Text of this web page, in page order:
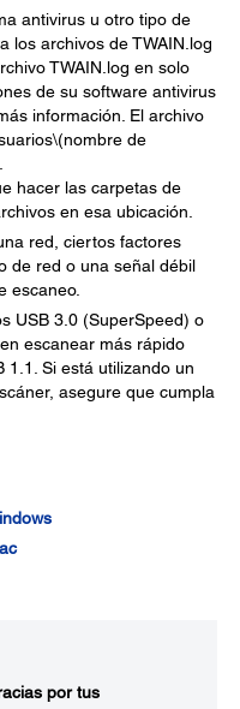
antivirus u otro tipo de
los archivos de TWAIN.log
TWAIN.log en solo
de su software antivirus
información. El archivo
de
hacer las carpetas de
en esa ubicación.
red, ciertos factores
de red o una señal débil
escaneo.
USB 3.0 (SuperSpeed) o
escanear más rápido
1.1. Si está utilizando un
asegure que cumpla
por tus